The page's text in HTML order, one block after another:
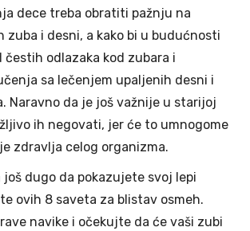
dece treba obratiti pažnju na
zuba i desni, a kako bi u budućnosti
čestih odlazaka kod zubara i
sa lečenjem upaljenih desni i
Naravno da je još važnije u starijoj
ih negovati, jer će to umnogome
zdravlja celog organizma.
još dugo da pokazujete svoj lepi
ovih 8 saveta za blistav osmeh.
navike i očekujte da će vaši zubi